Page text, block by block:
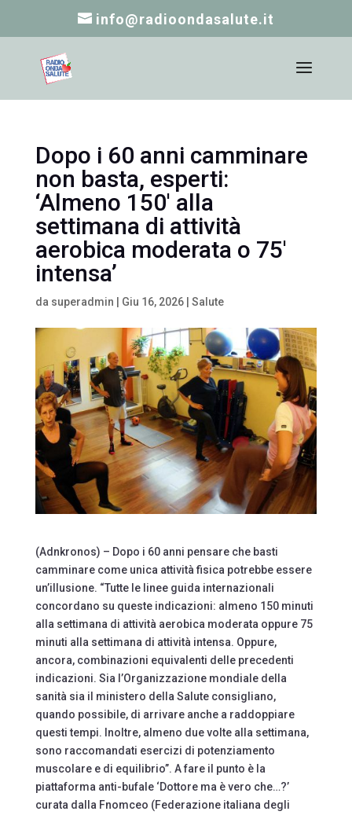
info@radioondasalute.it
Dopo i 60 anni camminare
non basta, esperti:
‘Almeno 150′ alla
settimana di attività
aerobica moderata o 75′
intensa’
da superadmin Giu 16, 2026| Salute
(Adnkronos) – Dopo i 60 anni pensare che basti
camminare come unica attività fisica potrebbe essere
un’illusione. “Tutte le linee guida internazionali
concordano su queste indicazioni: almeno 150 minuti
alla settimana di attività aerobica moderata oppure 75
minuti alla settimana di attività intensa. Oppure,
ancora, combinazioni equivalenti delle precedenti
indicazioni. Sia l’Organizzazione mondiale della
sanità sia il ministero della Salute consigliano,
quando possibile, di arrivare anche a raddoppiare
questi tempi. Inoltre, almeno due volte alla settimana,
sono raccomandati esercizi di potenziamento
muscolare e di equilibrio”. A fare il punto è la
piattaforma anti-bufale ‘Dottore ma è vero che…?’
curata dalla Fnomceo (Federazione italiana degli